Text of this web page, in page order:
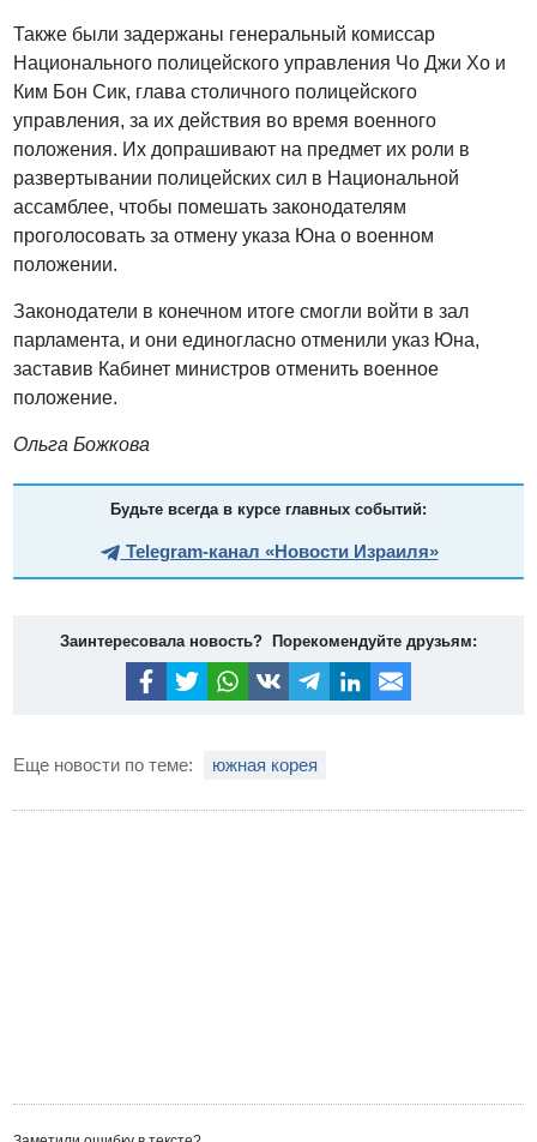
Также были задержаны генеральный комиссар
Национального полицейского управления Чо Джи Хо и
Ким Бон Сик, глава столичного полицейского
управления, за их действия во время военного
положения. Их допрашивают на предмет их роли в
развертывании полицейских сил в Национальной
ассамблее, чтобы помешать законодателям
проголосовать за отмену указа Юна о военном
положении.
Законодатели в конечном итоге смогли войти в зал
парламента, и они единогласно отменили указ Юна,
заставив Кабинет министров отменить военное
положение.
Ольга Божкова
Будьте всегда в курсе главных событий:
Telegram-канал «Новости Израиля»
Заинтересовала новость? Порекомендуйте друзьям:
Еще новости по теме: южная корея